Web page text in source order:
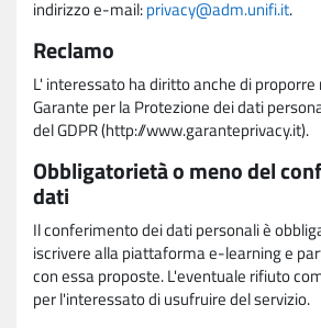
indirizzo e-mail:privacy@adm.unifi.it.
Reclamo
L' interessato ha diritto anche di
Garante per la Protezione dei dati
del GDPR (http://www.garanteprivacy.it).
Obbligatorietà o meno del
dati
Il conferimento dei dati personali è
iscrivere alla piattaforma e-learning e
con essa proposte. L'eventuale rifiuto
per l'interessato di usufruire del servizio.